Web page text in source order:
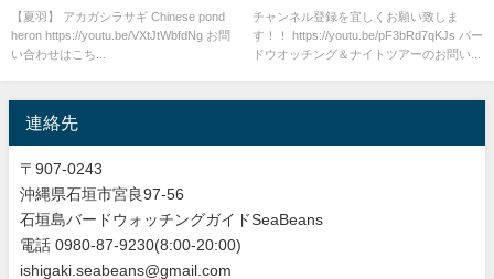
【夏羽】 アカガシラサギ Chinese pond
heron https://youtu.be/VXtJtWbfdNg お問
い合わせはこち...
fish!!
チャンネル登録を宜しくお願い致しま
す！！ https://youtu.be/pF3bRd7qKJs バー
ドウオッチング＆ナイトツアーのお問い...
連絡先
〒907-0243
沖縄県石垣市宮良97-56
石垣島バードウォッチングガイドSeaBeans
電話 0980-87-9230(8:00-20:00)
ishigaki.seabeans@gmail.com